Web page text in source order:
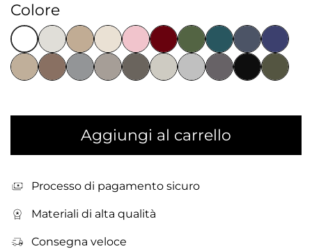
Colore
Aggiungi al carrello
Processo di pagamento sicuro
Materiali di alta qualità
Consegna veloce